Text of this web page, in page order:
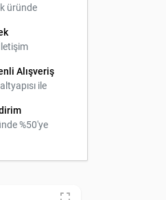
üründe
Alışveriş
ile
%50'ye